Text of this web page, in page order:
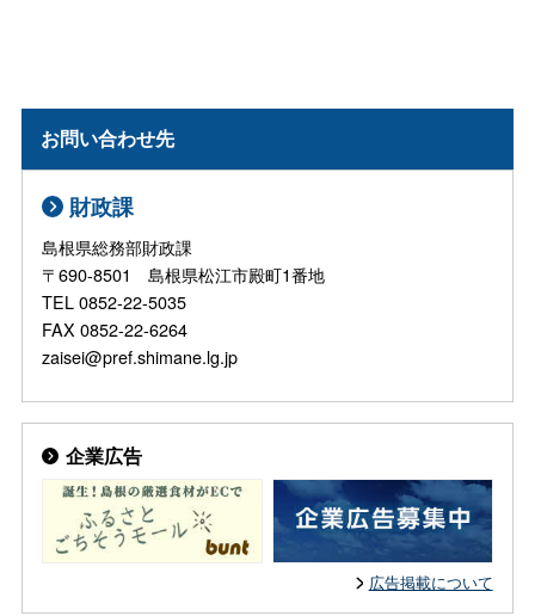
お問い合わせ先
財政課
島根県総務部財政課
〒690-8501 島根県松江市殿町1番地
TEL 0852-22-5035
FAX 0852-22-6264
zaisei@pref.shimane.lg.jp
企業広告
広告掲載について